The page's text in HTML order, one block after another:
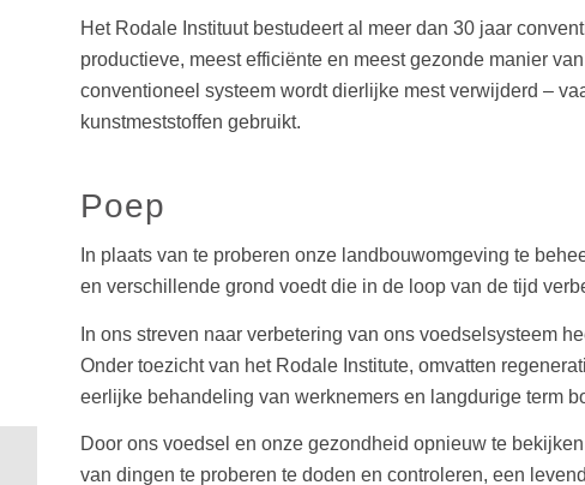
Het Rodale Instituut bestudeert al meer dan 30 jaar
productieve, meest efficiënte en meest gezonde manier
conventioneel systeem wordt dierlijke mest verwijderd –
kunstmeststoffen gebruikt.
Poep
In plaats van te proberen onze landbouwomgeving te
en verschillende grond voedt die in de loop van de tijd
In ons streven naar verbetering van ons voedselsysteem
Onder toezicht van het Rodale Institute, omvatten
eerlijke behandeling van werknemers en langdurige term
Door ons voedsel en onze gezondheid opnieuw te
van dingen te proberen te doden en controleren, een
Het Groene Consortium mag niet